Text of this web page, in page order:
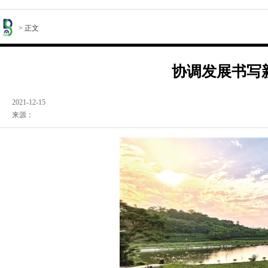
> 正文
协调发展书写
2021-12-15
来源：